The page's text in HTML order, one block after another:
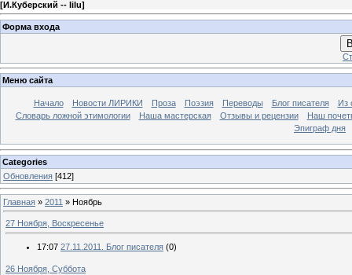
[И.Куберский -- lilu]
Форма входа
Меню сайта
Начало Новости ЛИРИКИ Проза Поэзия Переводы Блог писателя
Из
Словарь ложной этимологии
Наша мастерская Отзывы и рецензии
Наш
Эпиграф дня
Categories
Обновления [412]
Главная » 2011 » Ноябрь
27 Ноября, Воскресенье
17:07 27.11.2011. Блог писателя (0)
26 Ноября, Суббота